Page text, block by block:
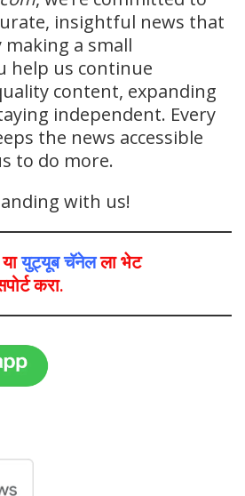
insightful news that
a small
help us continue
content, expanding
independent. Every
the news accessible
to do more.
with us!
युट्यूब चॅनेलला भेट
करा.